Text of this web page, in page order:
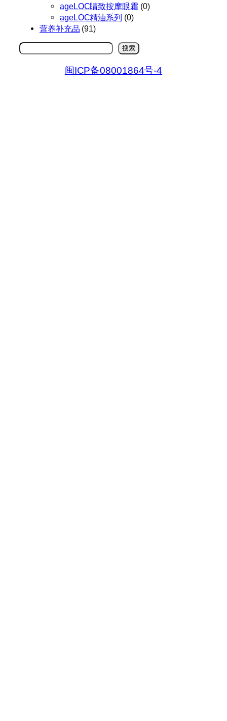
ageLOC睛致按摩眼霜 (0)
ageLOC精油系列 (0)
营养补充品 (91)
搜
搜索
闽ICP备08001864号-4